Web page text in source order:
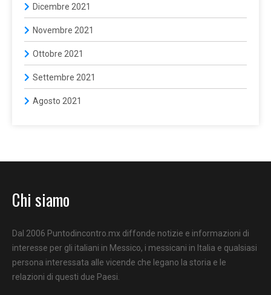
Dicembre 2021
Novembre 2021
Ottobre 2021
Settembre 2021
Agosto 2021
Chi siamo
Dal 2006 Puntodincontro.mx diffonde notizie e informazioni di
interesse per gli italiani in Messico, i messicani in Italia e qualsiasi
persona interessata alle vicende che legano la storia e le
relazioni di questi due Paesi.